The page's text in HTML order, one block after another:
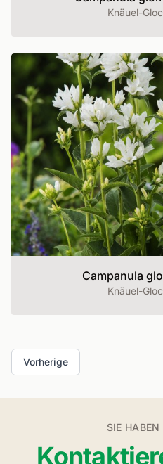
Knäuel-
Campanula
Knäuel-
Vorherige
SIE HABEN